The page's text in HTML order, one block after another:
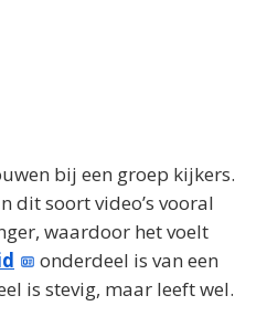
bij een groep kijkers.
dit soort video’s vooral
waardoor het voelt
onderdeel is van een
is stevig, maar leeft wel.